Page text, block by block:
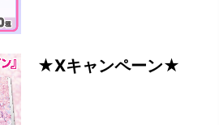
★Xキャンペーン★